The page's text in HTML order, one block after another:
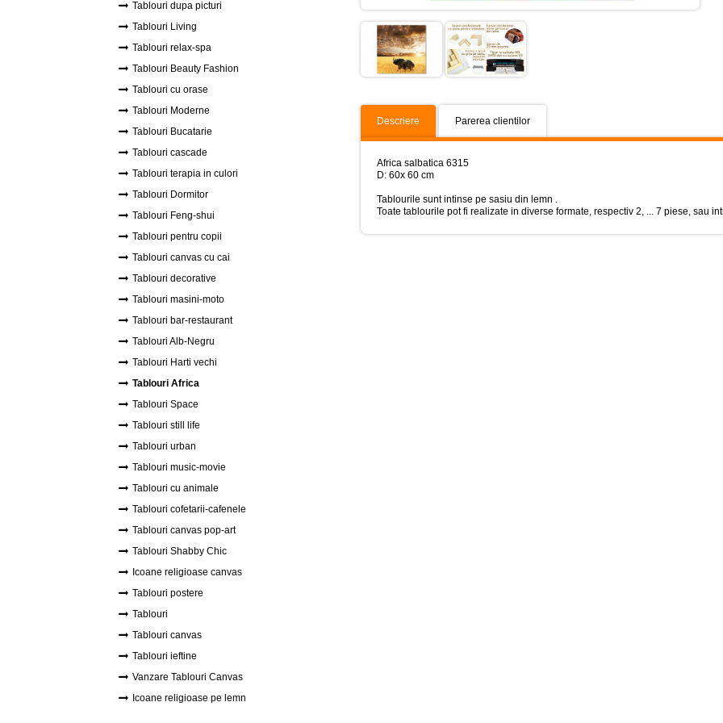
Descriere Parerea clientilor
Africa salbatica 6315
D: 60x 60 cm
Tablourile sunt intinse pe sasiu din lemn .
Toate tablourile pot fi realizate in diverse formate, respectiv 2, ... 7 piese, sau
Tablouri dupa picturi
Tablouri Living
Tablouri relax-spa
Tablouri Beauty Fashion
Tablouri cu orase
Tablouri Moderne
Tablouri Bucatarie
Tablouri cascade
Tablouri terapia in culori
Tablouri Dormitor
Tablouri Feng-shui
Tablouri pentru copii
Tablouri canvas cu cai
Tablouri decorative
Tablouri masini-moto
Tablouri bar-restaurant
Tablouri Alb-Negru
Tablouri Harti vechi
Tablouri Africa
Tablouri Space
Tablouri still life
Tablouri urban
Tablouri music-movie
Tablouri cu animale
Tablouri cofetarii-cafenele
Tablouri canvas pop-art
Tablouri Shabby Chic
Icoane religioase canvas
Tablouri postere
Tablouri
Tablouri canvas
Tablouri ieftine
Vanzare Tablouri Canvas
Icoane religioase pe lemn